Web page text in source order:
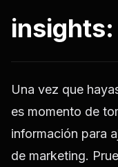
insights:
Una vez que
es momento de
información para
de marketing.